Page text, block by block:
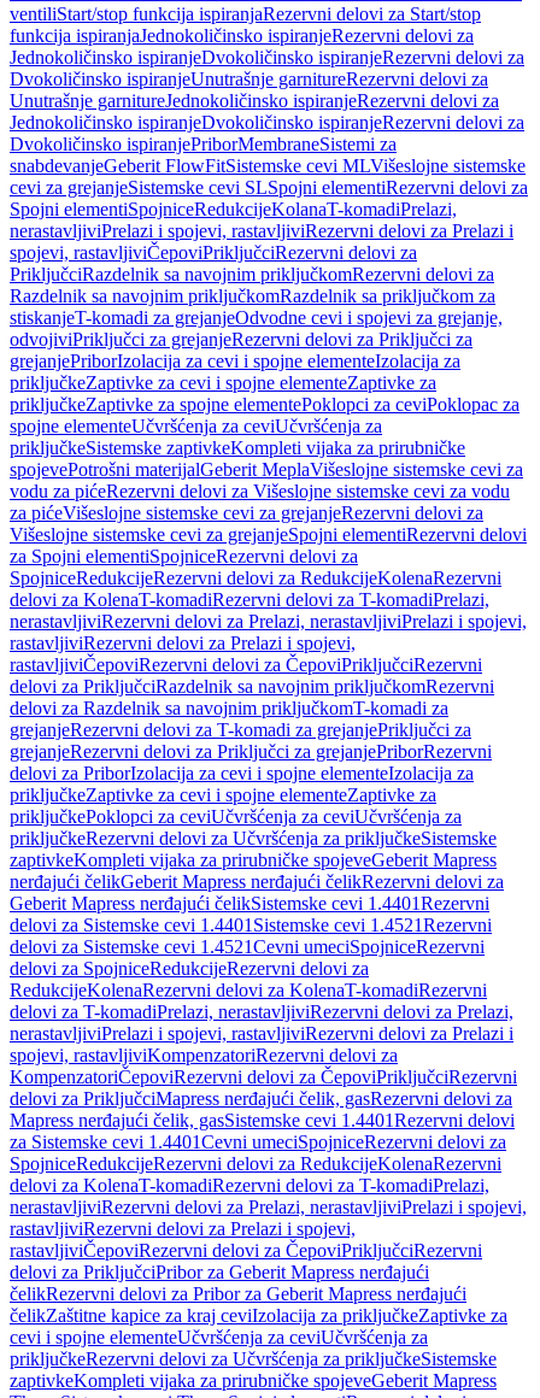
ventiliStart/stop funkcija ispiranjaRezervni delovi za Start/stop
funkcija ispiranjaJednokoličinsko ispiranjeRezervni delovi za
Jednokoličinsko ispiranjeDvokoličinsko ispiranjeRezervni delovi za
Dvokoličinsko ispiranjeUnutrašnje garnitureRezervni delovi za
Unutrašnje garnitureJednokoličinsko ispiranjeRezervni delovi za
Jednokoličinsko ispiranjeDvokoličinsko ispiranjeRezervni delovi za
Dvokoličinsko ispiranjePriborMembraneSistemi za
snabdevanjeGeberit FlowFitSistemske cevi MLVišeslojne sistemske
cevi za grejanjeSistemske cevi SLSpojni elementiRezervni delovi za
Spojni elementiSpojniceRedukcijeKolanaT-komadiPrelazi,
nerastavljiviPrelazi i spojevi, rastavljiviRezervni delovi za Prelazi i
spojevi, rastavljiviČepoviPriključciRezervni delovi za
PriključciRazdelnik sa navojnim priključkomRezervni delovi za
Razdelnik sa navojnim priključkomRazdelnik sa priključkom za
stiskanjeT-komadi za grejanjeOdvodne cevi i spojevi za grejanje,
odvojiviPriključci za grejanjeRezervni delovi za Priključci za
grejanjePriborIzolacija za cevi i spojne elementeIzolacija za
priključkeZaptivke za cevi i spojne elementeZaptivke za
priključkeZaptivke za spojne elementePoklopci za ceviPoklopac za
spojne elementeUčvršćenja za ceviUčvršćenja za
priključkeSistemske zaptivkeKompleti vijaka za prirubničke
spojevePotrošni materijalGeberit MeplaVišeslojne sistemske cevi za
vodu za pićeRezervni delovi za Višeslojne sistemske cevi za vodu
za pićeVišeslojne sistemske cevi za grejanjeRezervni delovi za
Višeslojne sistemske cevi za grejanjeSpojni elementiRezervni delovi
za Spojni elementiSpojniceRezervni delovi za
SpojniceRedukcijeRezervni delovi za RedukcijeKolenaRezervni
delovi za KolenaT-komadiRezervni delovi za T-komadiPrelazi,
nerastavljiviRezervni delovi za Prelazi, nerastavljiviPrelazi i spojevi,
rastavljiviRezervni delovi za Prelazi i spojevi,
rastavljiviČepoviRezervni delovi za ČepoviPriključciRezervni
delovi za PriključciRazdelnik sa navojnim priključkomRezervni
delovi za Razdelnik sa navojnim priključkomT-komadi za
grejanjeRezervni delovi za T-komadi za grejanjePriključci za
grejanjeRezervni delovi za Priključci za grejanjePriborRezervni
delovi za PriborIzolacija za cevi i spojne elementeIzolacija za
priključkeZaptivke za cevi i spojne elementeZaptivke za
priključkePoklopci za ceviUčvršćenja za ceviUčvršćenja za
priključkeRezervni delovi za Učvršćenja za priključkeSistemske
zaptivkeKompleti vijaka za prirubničke spojeveGeberit Mapress
nerđajući čelikGeberit Mapress nerđajući čelikRezervni delovi za
Geberit Mapress nerđajući čelikSistemske cevi 1.4401Rezervni
delovi za Sistemske cevi 1.4401 Sistemske cevi 1.4521Rezervni
delovi za Sistemske cevi 1.4521Cevni umeciSpojniceRezervni
delovi za SpojniceRedukcijeRezervni delovi za
RedukcijeKolenaRezervni delovi za KolenaT-komadiRezervni
delovi za T-komadiPrelazi, nerastavljiviRezervni delovi za Prelazi,
nerastavljiviPrelazi i spojevi, rastavljiviRezervni delovi za Prelazi i
spojevi, rastavljiviKompenzatoriRezervni delovi za
KompenzatoriČepoviRezervni delovi za ČepoviPriključciRezervni
delovi za PriključciMapress nerđajući čelik, gasRezervni delovi za
Mapress nerđajući čelik, gasSistemske cevi 1.4401Rezervni delovi
za Sistemske cevi 1.4401Cevni umeciSpojniceRezervni delovi za
SpojniceRedukcijeRezervni delovi za RedukcijeKolenaRezervni
delovi za KolenaT-komadiRezervni delovi za T-komadiPrelazi,
nerastavljiviRezervni delovi za Prelazi, nerastavljiviPrelazi i spojevi,
rastavljiviRezervni delovi za Prelazi i spojevi,
rastavljiviČepoviRezervni delovi za ČepoviPriključciRezervni
delovi za PriključciPribor za Geberit Mapress nerđajući
čelikRezervni delovi za Pribor za Geberit Mapress nerđajući
čelikZaštitne kapice za kraj ceviIzolacija za priključkeZaptivke za
cevi i spojne elementeUčvršćenja za ceviUčvršćenja za
priključkeRezervni delovi za Učvršćenja za priključkeSistemske
zaptivkeKompleti vijaka za prirubničke spojeveGeberit Mapress